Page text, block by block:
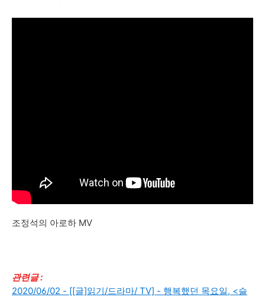
조정석의 아로하 MV
관련글 :
2020/06/02 - [[글]읽기/드라마/ TV] - 행복했던 목요일, <슬